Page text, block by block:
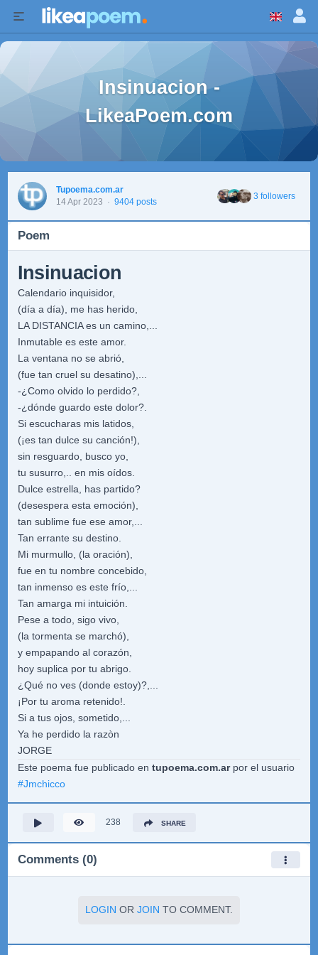
Insinuacion -
LikeaPoem.com
Tupoema.com.ar
14 Apr 2023 · 9404 posts
3 followers
Poem
Insinuacion
Calendario inquisidor,
(día a día), me has herido,
LA DISTANCIA es un camino,...
Inmutable es este amor.
La ventana no se abrió,
(fue tan cruel su desatino),...
-¿Como olvido lo perdido?,
-¿dónde guardo este dolor?.
Si escucharas mis latidos,
(¡es tan dulce su canción!),
sin resguardo, busco yo,
tu susurro,.. en mis oídos.
Dulce estrella, has partido?
(desespera esta emoción),
tan sublime fue ese amor,...
Tan errante su destino.
Mi murmullo, (la oración),
fue en tu nombre concebido,
tan inmenso es este frío,...
Tan amarga mi intuición.
Pese a todo, sigo vivo,
(la tormenta se marchó),
y empapando al corazón,
hoy suplica por tu abrigo.
¿Qué no ves (donde estoy)?,...
¡Por tu aroma retenido!.
Si a tus ojos, sometido,...
Ya he perdido la razòn
JORGE
Este poema fue publicado en tupoema.com.arpor el usuario
#Jmchicco
238 SHARE
Comments (0)
LOGIN OR JOIN TO COMMENT.